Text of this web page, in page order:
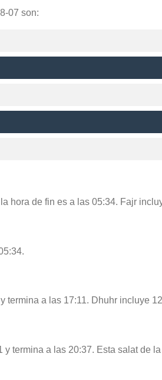
07 son:
hora de fin es a las 05:34. Fajr
termina a las 17:11. Dhuhr incluye
termina a las 20:37. Esta salat de